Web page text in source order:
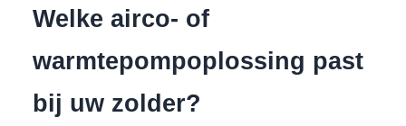
Welke airco- of
warmtepompoplossing past
bij uw zolder?